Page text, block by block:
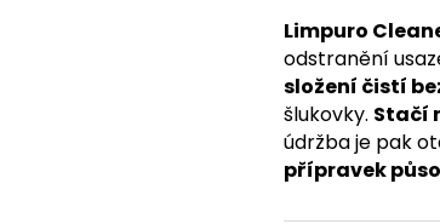
hvězdiček.
Limpuro
odstranění
složení čistí
šlukovky. Stačí
údržba je pak
přípravek